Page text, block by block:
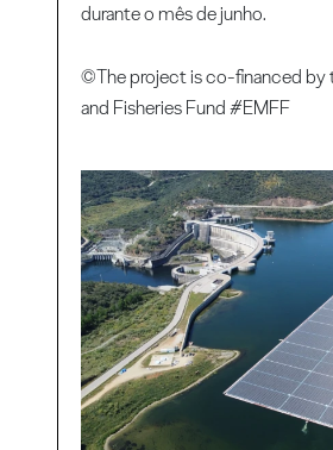
durante o mês de junho.
©The project is co-financed by
and Fisheries Fund #EMFF